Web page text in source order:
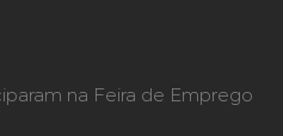
na Feira de Emprego